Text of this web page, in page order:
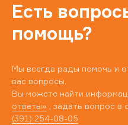
Есть
помощь?
Мы всегда рады помочь и
вас вопросы.
Вы можете найти
ответы» , задать вопрос в
(391) 254-08-05